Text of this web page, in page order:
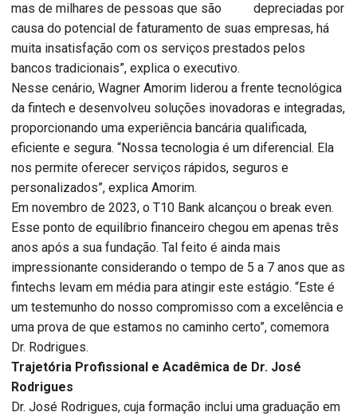
mas de milhares de pessoas que são depreciadas por
causa do potencial de faturamento de suas empresas, há
muita insatisfação com os serviços prestados pelos
bancos tradicionais”, explica o executivo.
Nesse cenário, Wagner Amorim liderou a frente tecnológica
da fintech e desenvolveu soluções inovadoras e integradas,
proporcionando uma experiência bancária qualificada,
eficiente e segura. “Nossa tecnologia é um diferencial. Ela
nos permite oferecer serviços rápidos, seguros e
personalizados”, explica Amorim.
Em novembro de 2023, o T10 Bank alcançou o break even.
Esse ponto de equilíbrio financeiro chegou em apenas três
anos após a sua fundação. Tal feito é ainda mais
impressionante considerando o tempo de 5 a 7 anos que as
fintechs levam em média para atingir este estágio. “Este é
um testemunho do nosso compromisso com a excelência e
uma prova de que estamos no caminho certo”, comemora
Dr. Rodrigues.
​​Trajetória Profissional e Acadêmica de Dr. José
Rodrigues
Dr. José Rodrigues, cuja formação inclui uma graduação em